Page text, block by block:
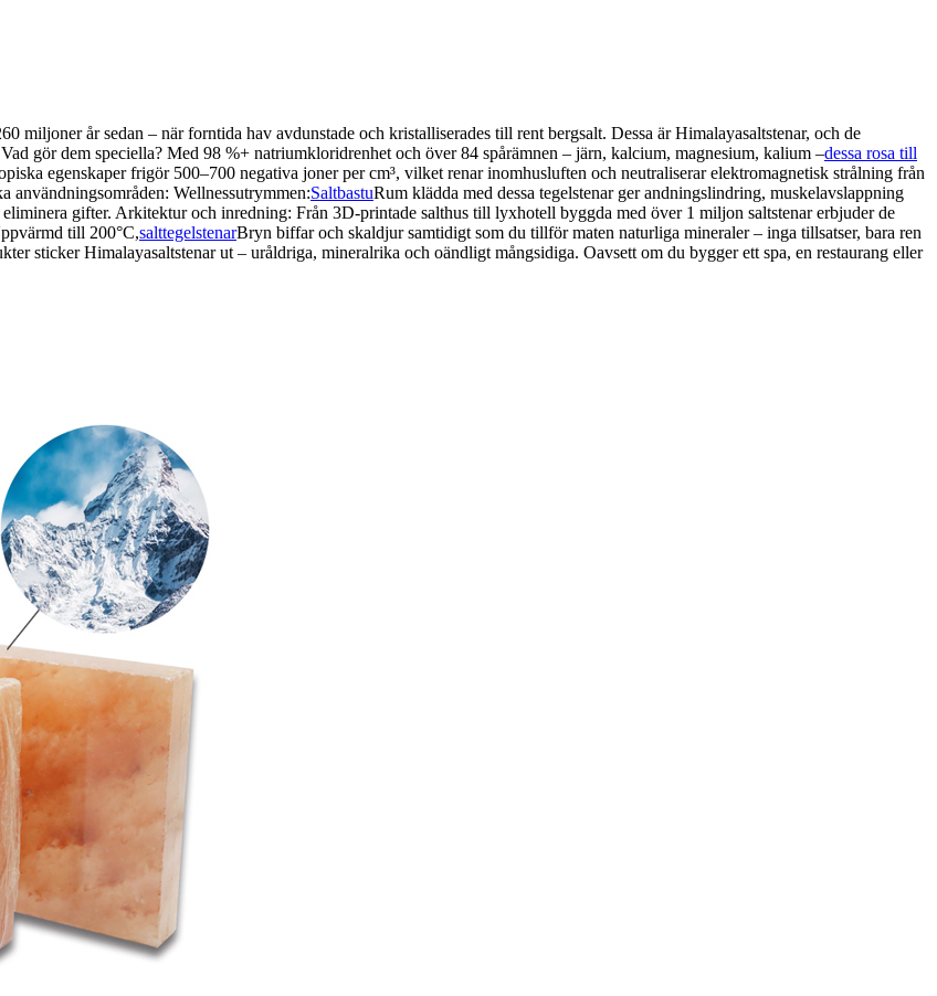
miljoner år sedan – när forntida hav avdunstade och kristalliserades till rent bergsalt. Dessa är Himalayasaltstenar, och de
gör dem speciella? Med 98 %+ natriumkloridrenhet och över 84 spårämnen – järn, kalcium, magnesium, kalium –dessa rosa till
egenskaper frigör 500–700 negativa joner per cm³, vilket renar inomhusluften och neutraliserar elektromagnetisk strålning från
användningsområden: Wellnessutrymmen:SaltbastuRum klädda med dessa tegelstenar ger andningslindring, muskelavslappning
gifter. Arkitektur och inredning: Från 3D-printade salthus till lyxhotell byggda med över 1 miljon saltstenar erbjuder de
till 200°C,salttegelstenarBryn biffar och skaldjur samtidigt som du tillför maten naturliga mineraler – inga tillsatser, bara ren
sticker Himalayasaltstenar ut – uråldriga, mineralrika och oändligt mångsidiga. Oavsett om du bygger ett spa, en restaurang eller